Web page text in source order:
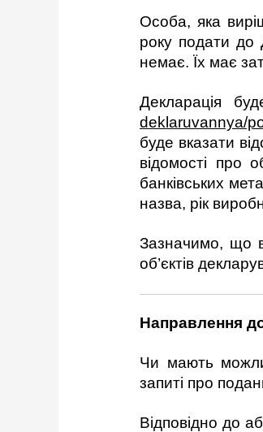
Особа, яка
року подати до
немає. Їх має
Декларація
deklaruvannya/
буде вказати
відомості про
банківських
назва, рік
Зазначимо, що в
об’єктів
Направлення
Чи мають
запиті про
Відповідно до